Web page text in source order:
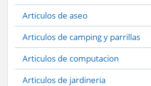
Articulos de aseo
Articulos de camping y parrillas
Articulos de computacion
Articulos de jardineria